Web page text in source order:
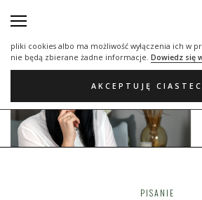
statystycznych, reklamowych oraz funkcjonalnych.
pliki cookies albo ma możliwość wyłączenia ich w
nie będą zbierane żadne informacje. Dowiedz się
AKCEPTUJĘ
PISANIE